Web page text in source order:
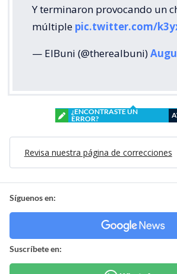
Y terminaron provocando un
múltiple pic.twitter.com/
— ElBuni (@therealbuni)
¿ENCONTRASTE UN
ERROR?
Revisa nuestra página de correcciones
Síguenos en:
Suscríbete en: